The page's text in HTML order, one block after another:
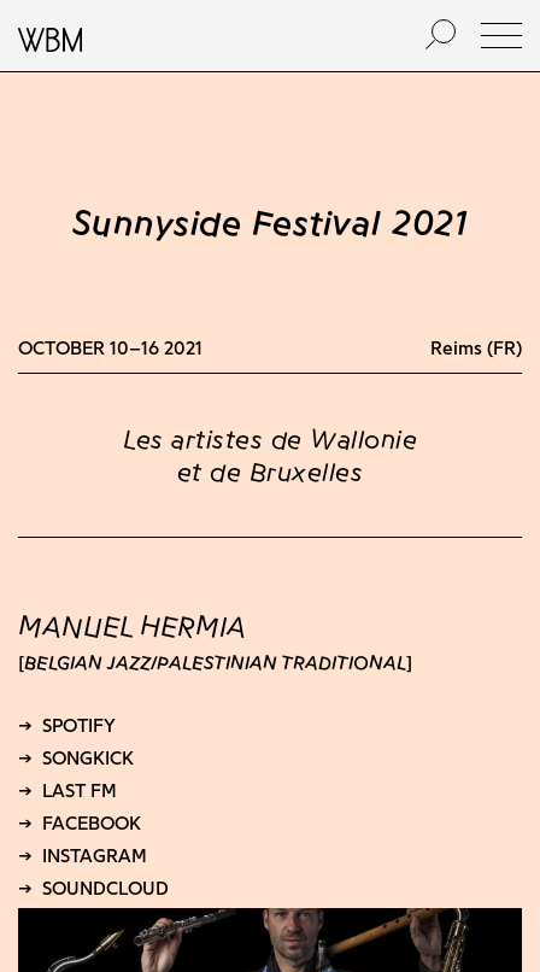
Sunnyside Festival 2021
OCTOBER 10–16 2021 Reims (FR)
Les artistes de Wallonie
et de Bruxelles
MANUEL HERMIA
BELGIAN JAZZ PALESTINIAN TRADITIONAL